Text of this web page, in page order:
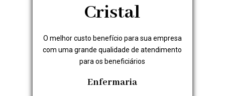
Cristal
O melhor custo benefício para sua empresa
com uma grande qualidade de atendimento
para os beneficiários
Enfermaria